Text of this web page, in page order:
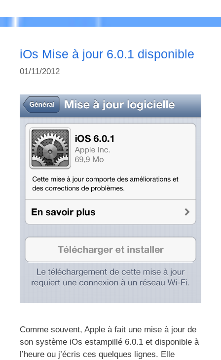
iOs Mise à jour 6.0.1 disponible
01/11/2012
Comme souvent, Apple à fait une mise à jour de
son système iOs estampillé 6.0.1 et disponible à
l’heure ou j’écris ces quelques lignes. Elle